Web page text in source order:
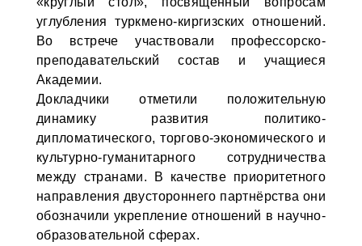
углубления туркмено-киргизских отношений.
Во встрече участвовали профессорско-
преподавательский состав и учащиеся
Академии.
Докладчики отметили положительную
динамику развития политико-
дипломатического, торгово-экономического и
культурно-гуманитарного сотрудничества
между странами. В качестве приоритетного
направления двустороннего партнёрства они
обозначили укрепление отношений в научно-
образовательной сферах.